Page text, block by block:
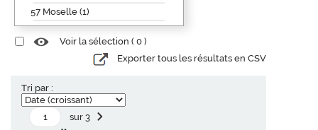
57 Moselle (1)
Voir la sélection ( 0 )
Exporter tous les résultats en CSV
Tri par :
sur 3